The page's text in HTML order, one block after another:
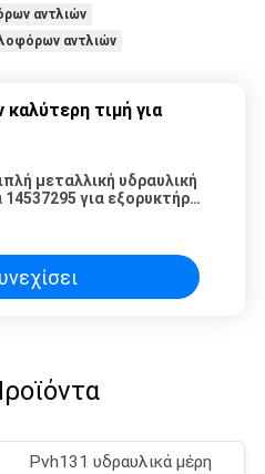
αντλιών
αντλιών
τιμή για
μεταλλική υδραυλική
Pvh131 υδραυλικά μέρη